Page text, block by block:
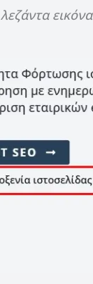
λεζάντα